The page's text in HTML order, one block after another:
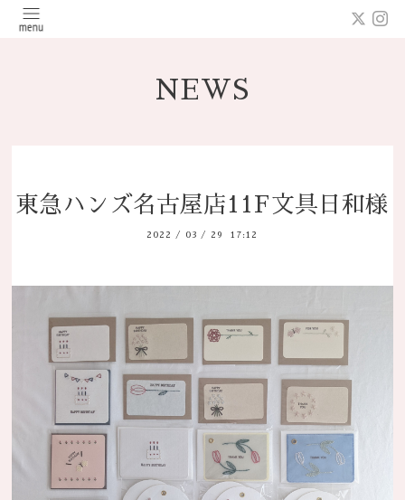
NEWS
東急ハンズ名古屋店11F文具日和様
2022 / 03 / 29 17:12